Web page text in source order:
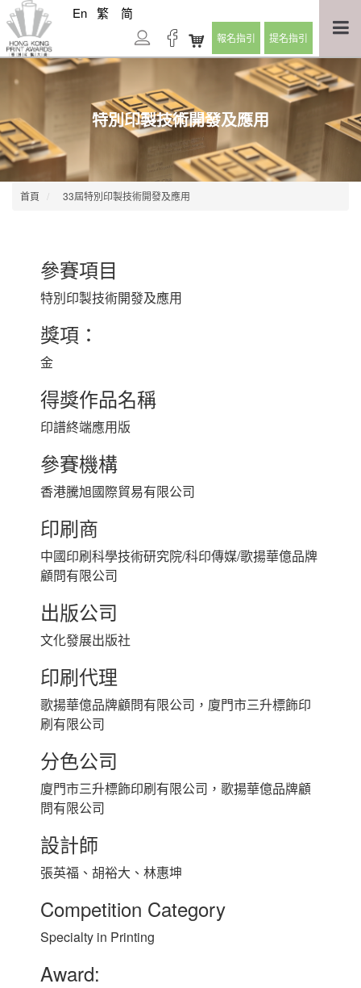
En 繁 简
報名指引 提名指引
特別印製技術開發及應用
首頁 33屆特別印製技術開發及應用
參賽項目
特別印製技術開發及應用
獎項：
金
得獎作品名稱
印譜終端應用版
參賽機構
香港騰旭國際貿易有限公司
印刷商
中國印刷科學技術研究院/科印傳媒/歌揚華億品牌
顧問有限公司
出版公司
文化發展出版社
印刷代理
歌揚華億品牌顧問有限公司，廈門市三升標飾印
刷有限公司
分色公司
廈門市三升標飾印刷有限公司，歌揚華億品牌顧
問有限公司
設計師
張英福、胡裕大、林惠坤
Competition Category
Specialty in Printing
Award: